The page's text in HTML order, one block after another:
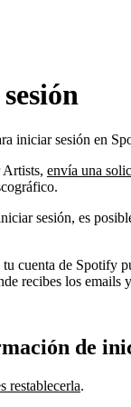
iniciar sesión en
Artists, envía una
sesión, es
cuenta de Spotify
recibes los
de
restablecerla.